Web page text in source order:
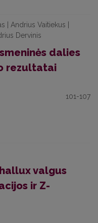
| Andrius Vaitiekus |
Dervinis
dalies
rezultatai
101-107
valgus
ir Z-